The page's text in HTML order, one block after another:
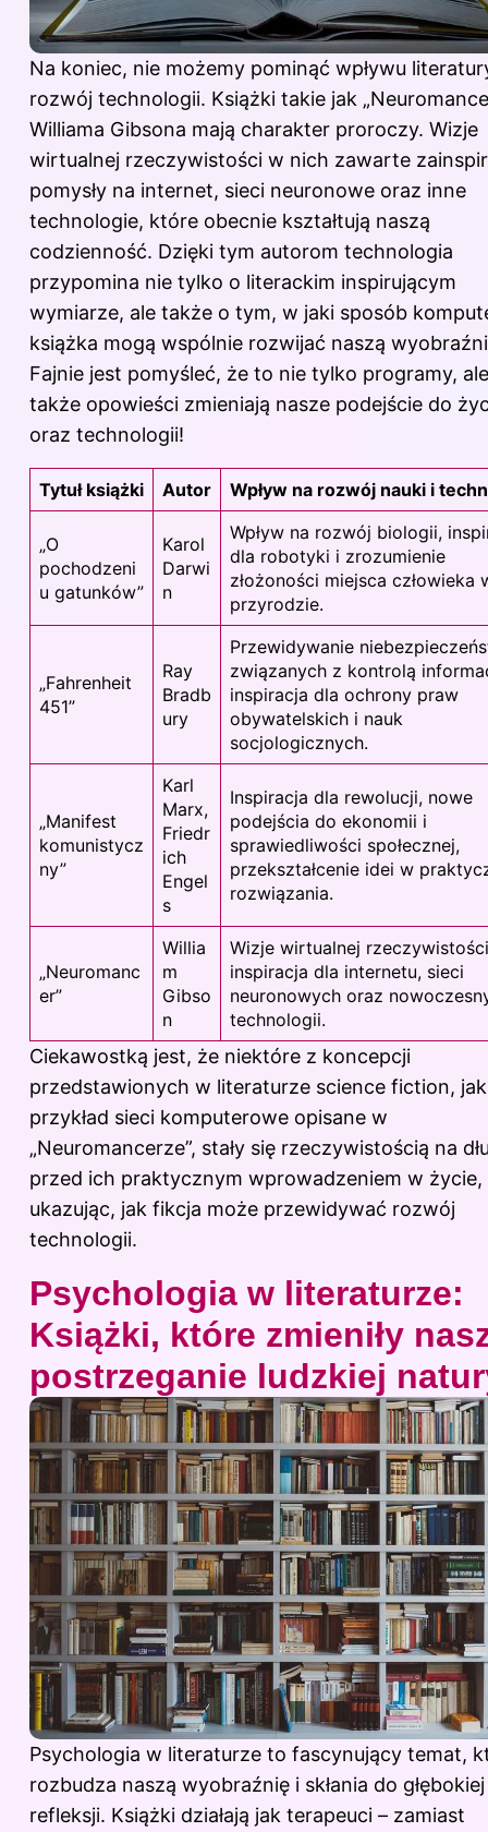
Na koniec, nie możemy pominąć wpływu
rozwój technologii. Książki takie jak
Williama Gibsona mają charakter proroczy. Wizje
wirtualnej rzeczywistości w nich zawarte
pomysły na internet, sieci neuronowe oraz inne
technologie, które obecnie kształtują naszą
codzienność. Dzięki tym autorom technologia
przypomina nie tylko o literackim inspirującym
wymiarze, ale także o tym, w jaki sposób
książka mogą wspólnie rozwijać naszą
Fajnie jest pomyśleć, że to nie tylko programy, ale
także opowieści zmieniają nasze podejście do
oraz technologii!
Tytuł książki Autor Wpływ na rozwój nauki i
„O
pochodzeni
u gatunków”
Karol
Darwi
n
Wpływ na rozwój biologii,
dla robotyki i zrozumienie
złożoności miejsca człowieka
przyrodzie.
„Fahrenheit
451”
Ray
Bradb
ury
Przewidywanie
związanych z kontrolą
inspiracja dla ochrony praw
obywatelskich i nauk
socjologicznych.
„Manifest
komunistycz
ny”
Karl
Marx,
Friedr
ich
Engel
s
Inspiracja dla rewolucji, nowe
podejścia do ekonomii i
sprawiedliwości społecznej,
przekształcenie idei w
rozwiązania.
„Neuromanc
er”
Willia
m
Gibso
n
Wizje wirtualnej
inspiracja dla internetu, sieci
neuronowych oraz
technologii.
Ciekawostką jest, że niektóre z koncepcji
przedstawionych w literaturze science fiction,
przykład sieci komputerowe opisane w
„Neuromancerze”, stały się rzeczywistością na
przed ich praktycznym wprowadzeniem w życie,
ukazując, jak fikcja może przewidywać rozwój
technologii.
Psychologia w literaturze:
Książki, które zmieniły
postrzeganie ludzkiej
Psychologia w literaturze to fascynujący temat,
rozbudza naszą wyobraźnię i skłania do głębokiej
refleksji. Książki działają jak terapeuci – zamiast